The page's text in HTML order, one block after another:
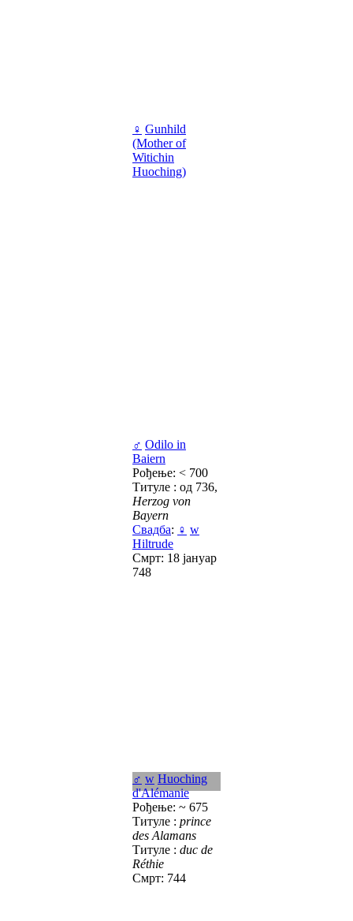
♀ Gunhild
(Mother of
Witichin
Huoching)
♂ Odilo in
Baiern
Рођење: < 700
Титуле : од 736,
Herzog von
Bayern
Свадба: ♀ w
Hiltrude
Смрт: 18 јануар
748
♂ w Huoching
d'Alémanie
Рођење: ~ 675
Титуле : prince
des Alamans
Титуле : duc de
Réthie
Смрт: 744